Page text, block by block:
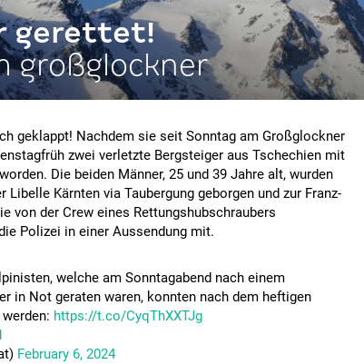
gerettet!
großglockner
geklappt! Nachdem sie seit Sonntag am Großglockner
zwei verletzte Bergsteiger aus Tschechien mit
Die beiden Männer, 25 und 39 Jahre alt, wurden
Kärnten via Taubergung geborgen und zur Franz-
von der Crew eines Rettungshubschraubers
Polizei in einer Aussendung mit.
welche am Sonntagabend nach einem
in Not geraten waren, konnten nach dem heftigen
https://t.co/CyqThXXTJg
February 6, 2024